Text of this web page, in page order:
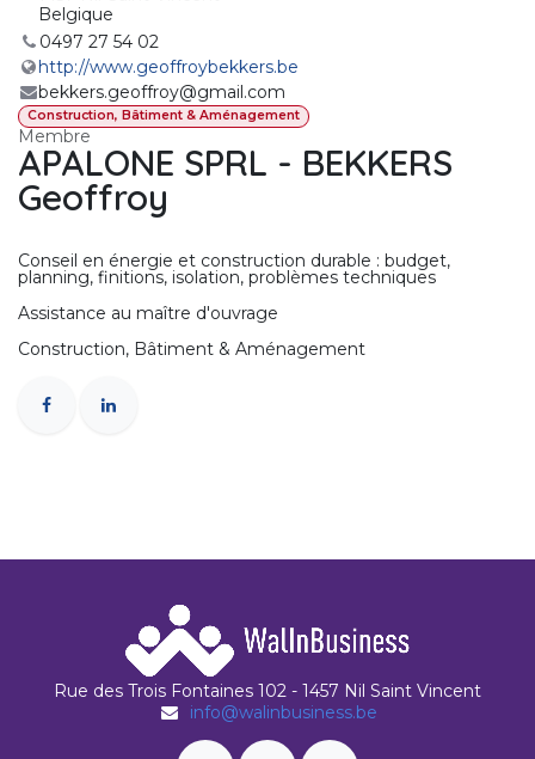
Belgique
0497 27 54 02
http://www.geoffroybekkers.be
bekkers.geoffroy@gmail.com
Construction, Bâtiment & Aménagement
Membre
APALONE SPRL - BEKKERS
Geoffroy
Conseil en énergie et construction durable : budget,
planning, finitions, isolation, problèmes techniques
Assistance au maître d'ouvrage
Construction, Bâtiment & Aménagement
Rue des Trois Fontaines 102 - 1457 Nil Saint Vincent
info@walinbusiness.be